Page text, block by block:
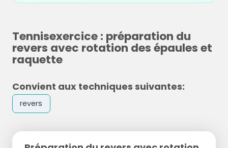
Tennisexercice : préparation du
revers avec rotation des épaules et
raquette
Convient aux techniques suivantes:
revers